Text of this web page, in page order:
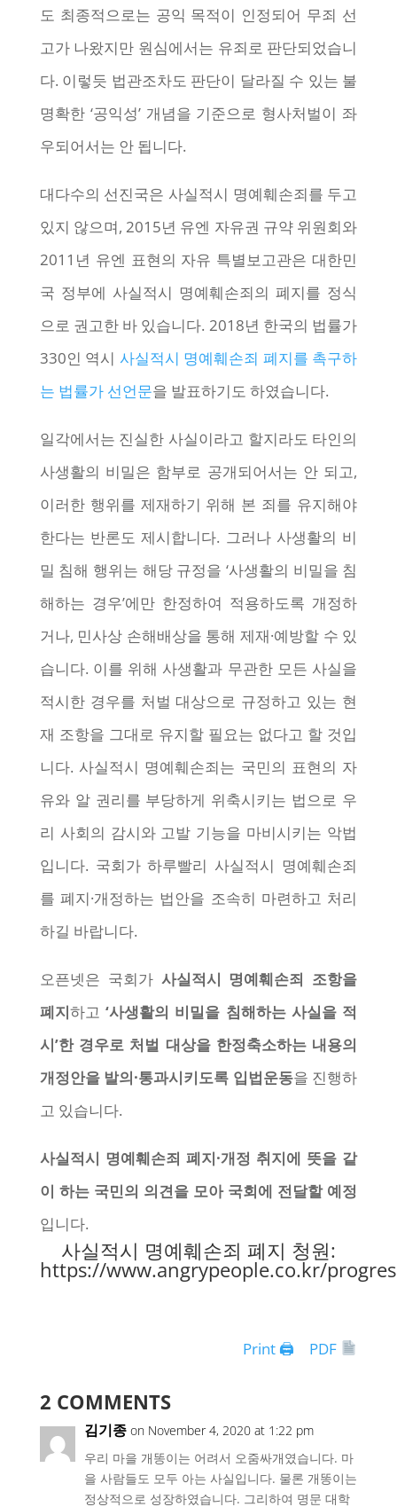
도 최종적으로는 공익 목적이 인정되어 무죄 선
고가 나왔지만 원심에서는 유죄로 판단되었습니
다. 이렇듯 법관조차도 판단이 달라질 수 있는 불
명확한 ‘공익성’ 개념을 기준으로 형사처벌이 좌
우되어서는 안 됩니다.
대다수의 선진국은 사실적시 명예훼손죄를 두고
있지 않으며, 2015년 유엔 자유권 규약 위원회와
2011년 유엔 표현의 자유 특별보고관은 대한민
국 정부에 사실적시 명예훼손죄의 폐지를 정식
으로 권고한 바 있습니다. 2018년 한국의 법률가
330인 역시 사실적시 명예훼손죄 폐지를 촉구하
는 법률가 선언문을 발표하기도 하였습니다.
일각에서는 진실한 사실이라고 할지라도 타인의
사생활의 비밀은 함부로 공개되어서는 안 되고,
이러한 행위를 제재하기 위해 본 죄를 유지해야
한다는 반론도 제시합니다. 그러나 사생활의 비
밀 침해 행위는 해당 규정을 ‘사생활의 비밀을 침
해하는 경우’에만 한정하여 적용하도록 개정하
거나, 민사상 손해배상을 통해 제재·예방할 수 있
습니다. 이를 위해 사생활과 무관한 모든 사실을
적시한 경우를 처벌 대상으로 규정하고 있는 현
재 조항을 그대로 유지할 필요는 없다고 할 것입
니다. 사실적시 명예훼손죄는 국민의 표현의 자
유와 알 권리를 부당하게 위축시키는 법으로 우
리 사회의 감시와 고발 기능을 마비시키는 악법
입니다. 국회가 하루빨리 사실적시 명예훼손죄
를 폐지·개정하는 법안을 조속히 마련하고 처리
하길 바랍니다.
오픈넷은 국회가 사실적시 명예훼손죄 조항을
폐지하고‘사생활의 비밀을 침해하는 사실을 적
시’한 경우로 처벌 대상을 한정축소하는 내용의
개정안을 발의·통과시키도록 입법운동을 진행하
고 있습니다.
사실적시 명예훼손죄 폐지·개정 취지에 뜻을 같
이 하는 국민의 의견을 모아 국회에 전달할 예정
입니다.
사실적시 명예훼손죄 폐지 청원:
https://www.angrypeople.co.kr/
Print 🖨 PDF
2 COMMENTS
김기종 on November 4, 2020 at 1:22 pm
우리 마을 개똥이는 어려서 오줌싸개였습니다. 마
을 사람들도 모두 아는 사실입니다. 물론 개똥이는
정상적으로 성장하였습니다. 그리하여 명문 대학